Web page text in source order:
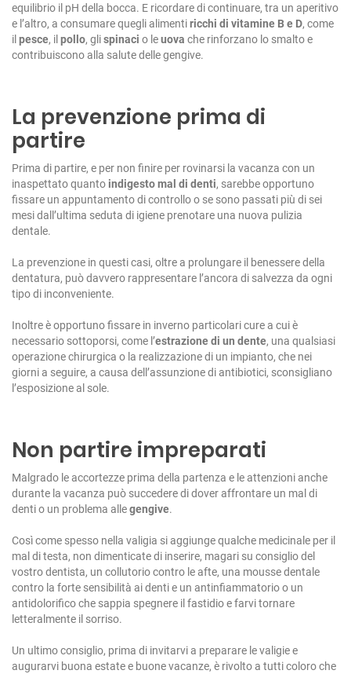
equilibrio il pH della bocca. E ricordare di continuare, tra un aperitivo
e l’altro, a consumare quegli alimentiricchi di vitamine Be D, come
il pesce, il pollo, glispinaci o leuova che rinforzano lo smalto e
contribuiscono alla salute delle gengive.
La prevenzione prima di
partire
Prima di partire, e per non finire per rovinarsi la vacanza con un
inaspettato quanto indigesto mal di denti, sarebbe opportuno
fissare un appuntamento di controllo o se sono passati più di sei
mesi dall’ultima seduta di igiene prenotare una nuova pulizia
dentale.
La prevenzione in questi casi, oltre a prolungare il benessere della
dentatura, può davvero rappresentare l’ancora di salvezza da ogni
tipo di inconveniente.
Inoltre è opportuno fissare in inverno particolari cure a cui è
necessario sottoporsi, come l’estrazione di un dente, una qualsiasi
operazione chirurgica o la realizzazione di un impianto, che nei
giorni a seguire, a causa dell’assunzione di antibiotici, sconsigliano
l’esposizione al sole.
Non partire impreparati
Malgrado le accortezze prima della partenza e le attenzioni anche
durante la vacanza può succedere di dover affrontare un mal di
denti o un problema allegengive.
Così come spesso nella valigia si aggiunge qualche medicinale per il
mal di testa, non dimenticate di inserire, magari su consiglio del
vostro dentista, un collutorio contro le afte, una mousse dentale
contro la forte sensibilità ai denti e un antinfiammatorio o un
antidolorifico che sappia spegnere il fastidio e farvi tornare
letteralmente il sorriso.
Un ultimo consiglio, prima di invitarvi a preparare le valigie e
augurarvi buona estate e buone vacanze, è rivolto a tutti coloro che